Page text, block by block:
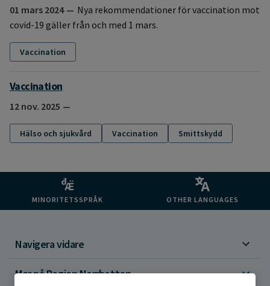
01 mars 2024
Nya rekommendationer för vaccination mot
covid-19 gäller från och med 1 mars.
Vaccination
Vaccination
12 nov. 2025
Hälso och sjukvård Vaccination Smittskydd
MINORITETSSPRÅK OTHER LANGUAGES
Navigera vidare
Mer på Region Norrbotten